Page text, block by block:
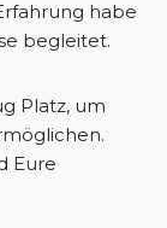
habe
begleitet.
Platz, um
Eure